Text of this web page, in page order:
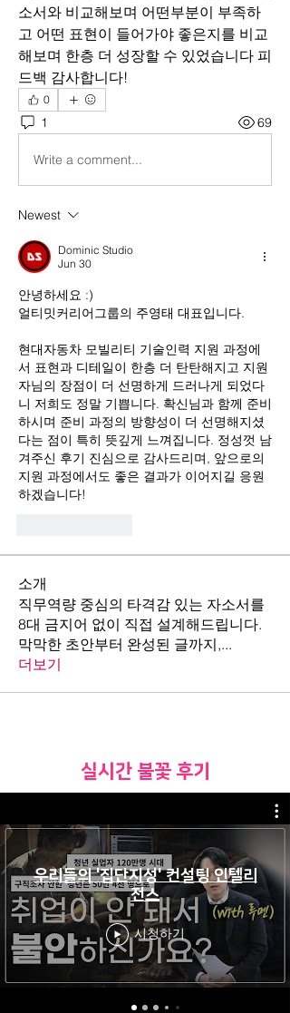
소서와 비교해보며 어떤부분이 부족하
고 어떤 표현이 들어가야 좋은지를 비교
해보며 한층 더 성장할 수 있었습니다 피
드백 감사합니다!
0
1 69
Write a comment...
Newest
Dominic Studio
Jun 30
안녕하세요 :)
얼티밋커리어그룹의 주영태 대표입니다.
현대자동차 모빌리티 기술인력 지원 과정에
서 표현과 디테일이 한층 더 탄탄해지고 지원
자님의 장점이 더 선명하게 드러나게 되었다
니 저희도 정말 기쁩니다. 확신님과 함께 준비
하시며 준비 과정의 방향성이 더 선명해지셨
다는 점이 특히 뜻깊게 느껴집니다. 정성껏 남
겨주신 후기 진심으로 감사드리며, 앞으로의
지원 과정에서도 좋은 결과가 이어지길 응원
하겠습니다!
소개
직무역량 중심의 타격감 있는 자소서를
8대 금지어 없이 직접 설계해드립니다.
막막한 초안부터 완성된 글까지,...
더보기
​실시간 불꽃 후기
우리들의 '집단지성' 컨설팅 인텔리
전스
시청하기